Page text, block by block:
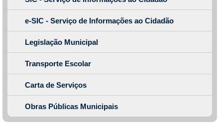
e-SIC - Serviço de Informações ao Cidadão
Legislação Municipal
Transporte Escolar
Carta de Serviços
Obras Públicas Municipais